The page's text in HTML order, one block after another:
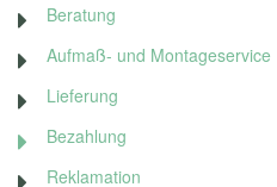
Beratung
Aufmaß- und Montageservice
Lieferung
Bezahlung
Reklamation